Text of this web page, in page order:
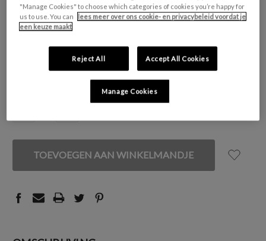
KLEURGROEP: Gris
KLEURCOLLECTIE:
Mat
VAN
UNDEFINED
VAN
UNDEFINED
"Manage Cookies" to choose which categories of cookies you’re happy for
us to use. You can
lees meer over ons cookie- en privacybeleid voordat je
een keuze maakt
Reject All Accept All Cookies
Manage Cookies